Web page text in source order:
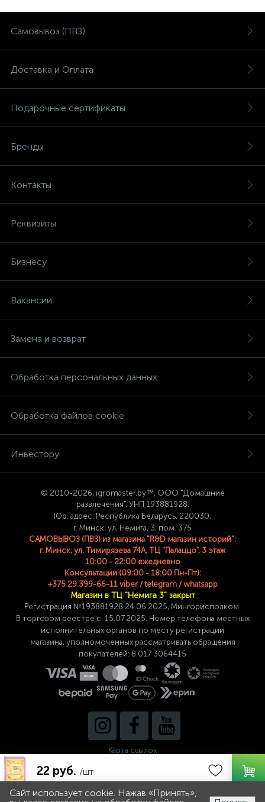
0 0
22 руб. /шт
Самовывоз (ПВЗ)
Доставка и Оплата
Подарочные сертификаты
Бренды
Контакты
Реквизиты
Бизнесу
Вакансии
Замена и возврат
Обработка персональных данных
Обработка файлов cookie
Инвестору
© 2010-2026, igromaster.by™, ООО "Домашние
развлечения", УНП 193881928.
Юр. адрес: Республика Беларусь, 220030,
г. Минск, ул. Немига, 3, пом. 375
САМОВЫВОЗ (ПВЗ) из магазина "R&D магазин историй":
г. Минск, ул. Тимирязева 74A, ТЦ "Палаццо", 3 этаж
10:00 - 22:00 ежедневно
Консультации (09:00 - 18:00 Пн-Пт):
+375 29 399-66-11 viber / telegram / whatsapp
Магазин в ТЦ "Немига 3" закрыт
Регистрация №193881928 24 .06.2025, Мингорисполком.
В торговом реестре с 15.07.2025. Номер телефона местных
исполнительных органов по месту регистрации
магазина,уполномоченных рассматривать обращения
покупателей: 8 017 3064415
Карта ссылок
Сайт использует cookie. Нажав «Принять»,